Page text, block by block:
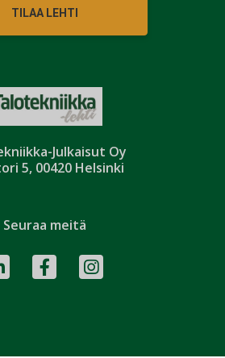
Julkaisut Oy
5, 00420 Helsinki
TILAA LEHTI
Seuraa meitä